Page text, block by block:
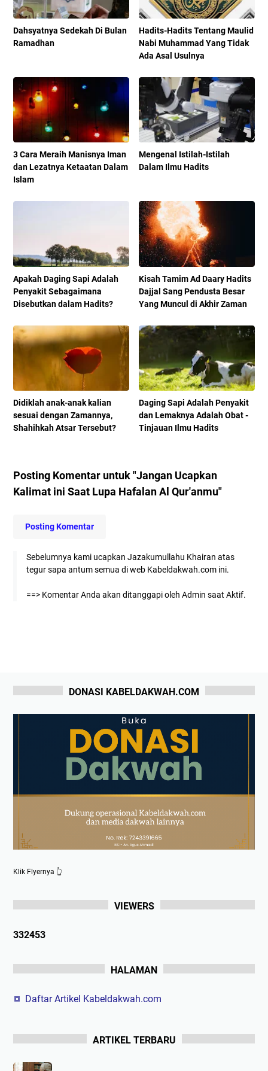
Dahsyatnya Sedekah Di Bulan
Ramadhan
Hadits-Hadits Tentang Maulid
Nabi Muhammad Yang Tidak
Ada Asal Usulnya
3 Cara Meraih Manisnya Iman
dan Lezatnya Ketaatan Dalam
Islam
Mengenal Istilah-Istilah
Dalam Ilmu Hadits
Apakah Daging Sapi Adalah
Penyakit Sebagaimana
Disebutkan dalam Hadits?
Kisah Tamim Ad Daary Hadits
Dajjal Sang Pendusta Besar
Yang Muncul di Akhir Zaman
Didiklah anak-anak kalian
sesuai dengan Zamannya,
Shahihkah Atsar Tersebut?
Daging Sapi Adalah Penyakit
dan Lemaknya Adalah Obat -
Tinjauan Ilmu Hadits
Posting Komentar untuk "Jangan Ucapkan
Kalimat ini Saat Lupa Hafalan Al Qur'anmu"
Posting Komentar
Sebelumnya kami ucapkan Jazakumullahu Khairan atas
tegur sapa antum semua di web Kabeldakwah.com ini.
==> Komentar Anda akan ditanggapi oleh Admin saat Aktif.
DONASI KABELDAKWAH.COM
Klik Flyernya 👆
VIEWERS
332453
HALAMAN
Daftar Artikel Kabeldakwah.com
ARTIKEL TERBARU